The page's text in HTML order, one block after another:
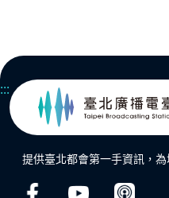
:::
提供臺北都會第一手資訊，